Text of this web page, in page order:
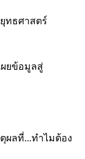
ทธศาสตร์
ผยข้อมูลสู่
ตุผลที่...ทำไมต้อง